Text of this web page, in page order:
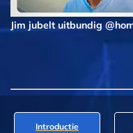
Jim jubelt uitbundig
Introductie